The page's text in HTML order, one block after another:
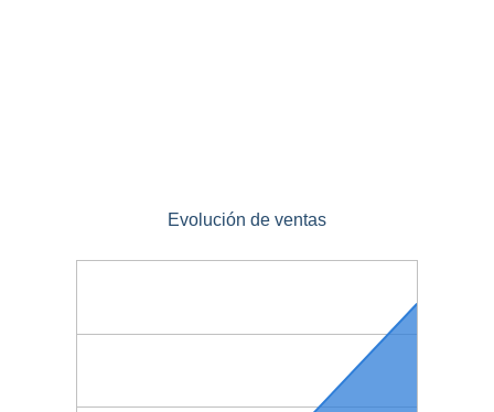
Evolución de ventas